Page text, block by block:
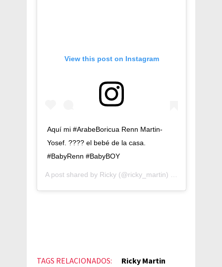
View this post on Instagram
Aquí mi #ArabeBoricua Renn Martin-
Yosef. ???? el bebé de la casa.
#BabyRenn #BabyBOY
A post shared by Ricky (@ricky_martin) on
TAGS RELACIONADOS:
Ricky Martin